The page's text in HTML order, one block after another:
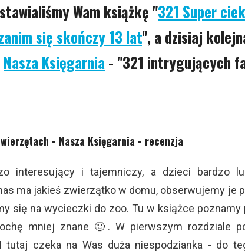
Wam książkę "321 Super
się skończy 13 lat", a dzisiaj
Nasza Księgarnia - "321 intrygujących
- Nasza Księgarnia - recenzja
interesujący i tajemniczy, a dzieci bardzo
ma jakieś zwierzątko w domu, obserwujemy je
się na wycieczki do zoo. Tu w książce
mniej znane 🙂. W pierwszym rozdziale
tutaj czeka na Was duża niespodzianka - do